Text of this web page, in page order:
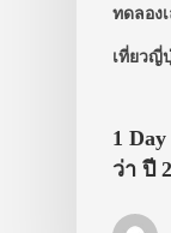
ทดลอง
เที่ยวญี่
1
ว่า ปี